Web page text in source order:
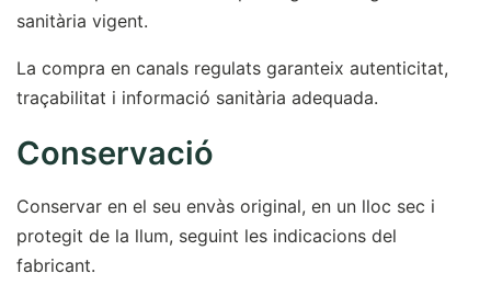
sanitària vigent.
La compra en canals regulats garanteix autenticitat,
traçabilitat i informació sanitària adequada.
Conservació
Conservar en el seu envàs original, en un lloc sec i
protegit de la llum, seguint les indicacions del
fabricant.